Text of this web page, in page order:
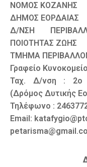
ΝΟΜΟΣ ΚΟΖΑΝΗΣ
ΔΗΜΟΣ ΕΟΡΔΑΙΑΣ
Δ/ΝΣΗ
ΠΟΙΟΤΗΤΑΣ ΖΩΗΣ
ΤΜΗΜΑ
Γραφείο
Ταχ. Δ/νση : 2ο
(Δρόμος Δυτικής
Τηλέφωνο :
Email: